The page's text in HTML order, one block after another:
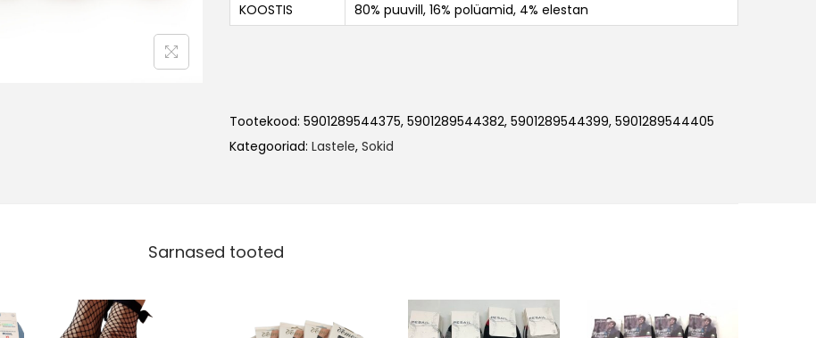
KOOSTIS
80% puuvill, 16% polüamid, 4% elestan
Tootekood: 5901289544375, 5901289544382, 5901289544399, 5901289544405
Kategooriad: Lastele, Sokid
Sarnased tooted